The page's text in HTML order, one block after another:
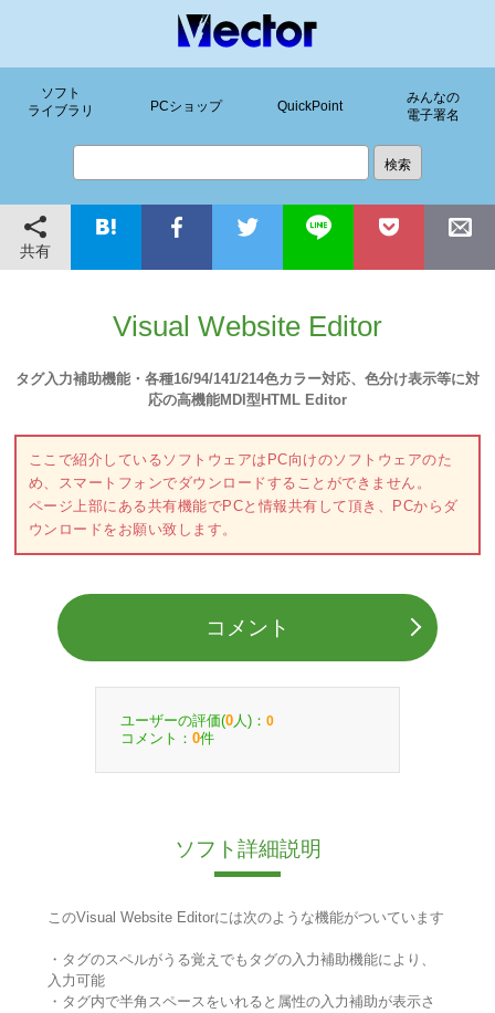
ソフト
ライブラリ
PCショップ QuickPoint
みんなの
電子署名
共有
Visual Website Editor
タグ入力補助機能・各種16/94/141/214色カラー対応、色分け表示等に対
応の高機能MDI型HTML Editor
ここで紹介しているソフトウェアはPC向けのソフトウェアのた
め、スマートフォンでダウンロードすることができません。
ページ上部にある共有機能でPCと情報共有して頂き、PCからダ
ウンロードをお願い致します。
コメント
ユーザーの評価(0 人)： 0
コメント： 0件
ソフト詳細説明
このVisual Website Editorには次のような機能がついています
・タグのスペルがうる覚えでもタグの入力補助機能により、
入力可能
・タグ内で半角スペースをいれると属性の入力補助が表示さ